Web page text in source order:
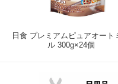
日食 プレミアムピュアオート
ル 300g×24個